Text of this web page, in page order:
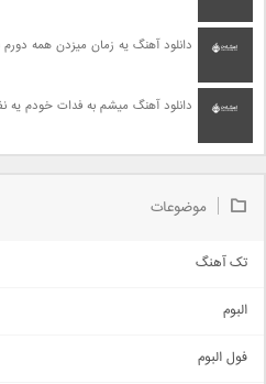
دانلود آهنگ یه زمان میزدن همه
دانلود آهنگ میشم به فدات خودم یه
موضوعات
تک آهنگ
اجتماعی
البوم
فول البوم